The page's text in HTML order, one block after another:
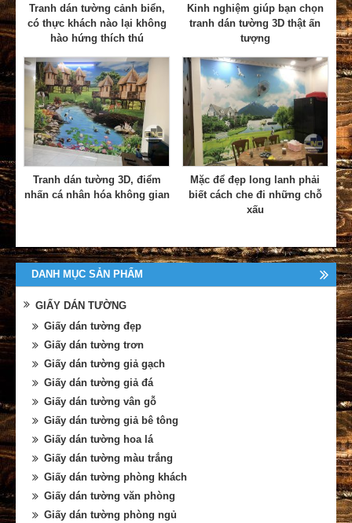
Tranh dán tường cảnh biển,
có thực khách nào lại không
hào hứng thích thú
Kinh nghiệm giúp bạn chọn
tranh dán tường 3D thật ấn
tượng
Tranh dán tường 3D, điểm
nhấn cá nhân hóa không gian
Mặc để đẹp long lanh phải
biết cách che đi những chỗ
xấu
DANH MỤC SẢN PHẨM
GIẤY DÁN TƯỜNG
Giấy dán tường đẹp
Giấy dán tường trơn
Giấy dán tường giả gạch
Giấy dán tường giả đá
Giấy dán tường vân gỗ
Giấy dán tường giả bê tông
Giấy dán tường hoa lá
Giấy dán tường màu trắng
Giấy dán tường phòng khách
Giấy dán tường văn phòng
Giấy dán tường phòng ngủ